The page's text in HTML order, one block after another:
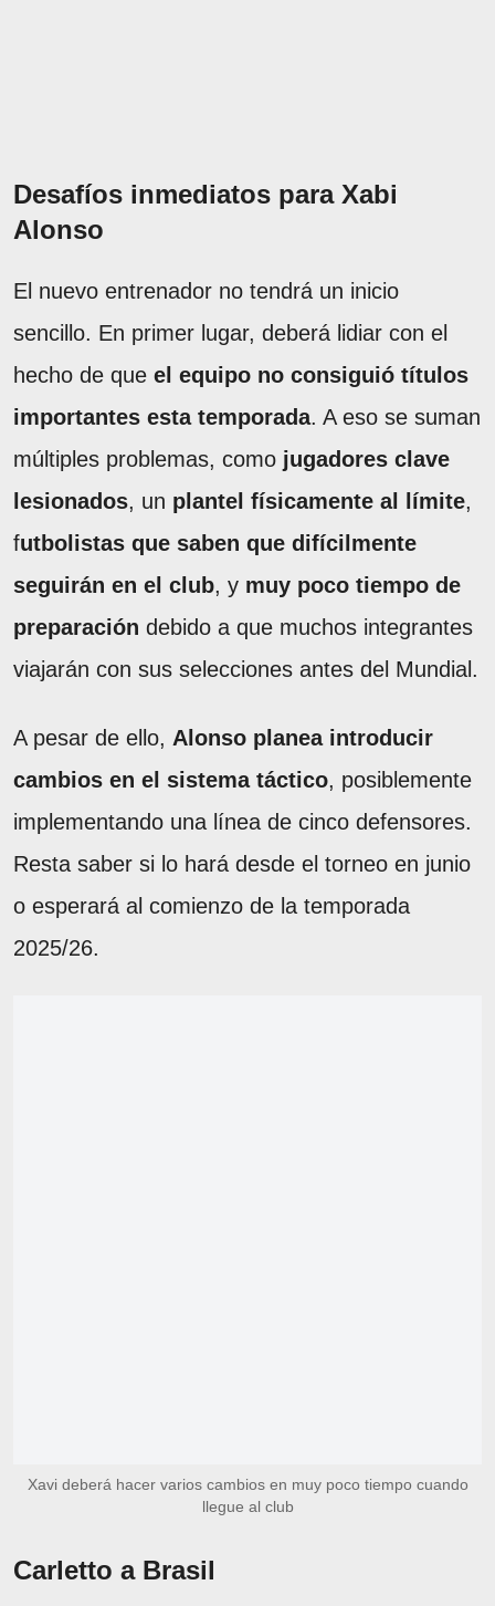
Desafíos inmediatos para Xabi
Alonso
El nuevo entrenador no tendrá un inicio
sencillo. En primer lugar, deberá lidiar con el
hecho de que el equipo no consiguió títulos
importantes esta temporada. A eso se suman
múltiples problemas, como jugadores clave
lesionados, un plantel físicamente al límite,
futbolistas que saben que difícilmente
seguirán en el club, y muy poco tiempo de
preparación debido a que muchos integrantes
viajarán con sus selecciones antes del Mundial.
A pesar de ello, Alonso planea introducir
cambios en el sistema táctico, posiblemente
implementando una línea de cinco defensores.
Resta saber si lo hará desde el torneo en junio
o esperará al comienzo de la temporada
2025/26.
Xavi deberá hacer varios cambios en muy poco tiempo cuando
llegue al club
Carletto a Brasil